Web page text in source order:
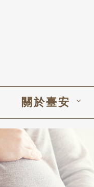
關於臺安